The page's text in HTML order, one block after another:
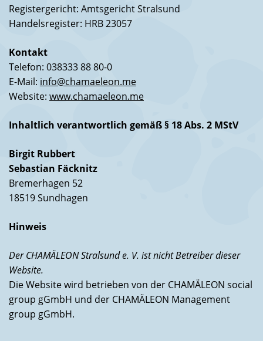
Registergericht: Amtsgericht Stralsund
Handelsregister: HRB 23057
Kontakt
Telefon: 038333 88 80-0
E-Mail: info@chamaeleon.me
Website: www.chamaeleon.me
Inhaltlich verantwortlich gemäß § 18 Abs. 2 MStV
Birgit Rubbert
Sebastian Fäcknitz
Bremerhagen 52
18519 Sundhagen
Hinweis
Der CHAMÄLEON Stralsund e. V. ist nicht Betreiber dieser
Website.
Die Website wird betrieben von der CHAMÄLEON social
group gGmbH und der CHAMÄLEON Management
group gGmbH.